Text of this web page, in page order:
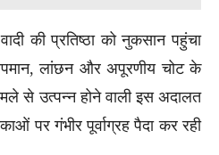
की प्रतिष्ठा को नुकसान पहुंचा
लांछन और अपूरणीय चोट के
से उत्पन्न होने वाली इस अदालत
पर गंभीर पूर्वाग्रह पैदा कर रही